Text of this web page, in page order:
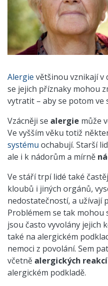
Alergie většinou vznikají v
se jejich příznaky mohou
vytratit – aby se potom ve
Vzácněji se alergie může
Ve vyšším věku totiž
systému ochabují. Starší
ale i k nádorům a mírně
Ve stáří trpí lidé také
kloubů i jiných orgánů,
nedostatečností, a užívají
Problémem se tak mohou
jsou často vyvolány jejich
také na alergickém
nemoci z povolání. Sem
včetně alergických reakcí
alergickém podkladě.